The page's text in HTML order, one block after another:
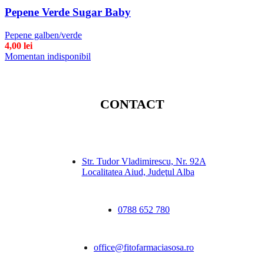
Pepene Verde Sugar Baby
Pepene galben/verde
4,00 lei
Momentan indisponibil
CONTACT
Str. Tudor Vladimirescu, Nr. 92A
Localitatea Aiud, Judeţul Alba
0788 652 780
office@fitofarmaciasosa.ro